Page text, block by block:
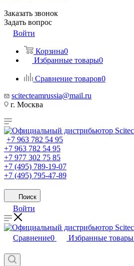
Заказать звонок
Задать вопрос
Войти
Корзина0
Избранные товары0
Сравнение товаров0
scitecteamrussia@mail.ru
г. Москва
+7 963 782 54 95
+7 963 782 54 95
+7 977 302 75 85
+7 (495) 789-19-07
+7 (495) 795-47-89
Поиск
Войти
Сравнение0 Избранные товары